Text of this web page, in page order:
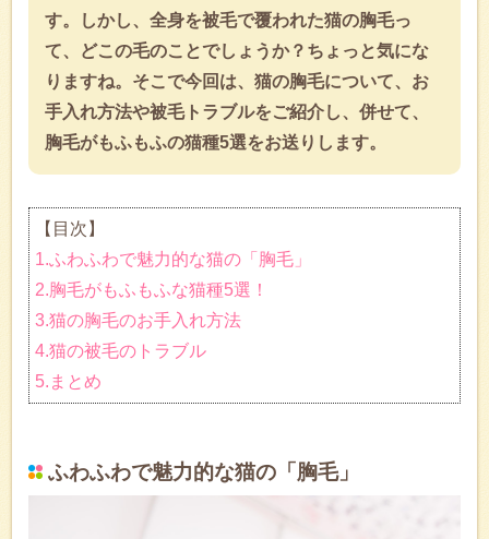
す。しかし、全身を被毛で覆われた猫の胸毛っ
て、どこの毛のことでしょうか？ちょっと気にな
りますね。そこで今回は、猫の胸毛について、お
手入れ方法や被毛トラブルをご紹介し、併せて、
胸毛がもふもふの猫種5選をお送りします。
【目次】
1.ふわふわで魅力的な猫の「胸毛」
2.胸毛がもふもふな猫種5選！
3.猫の胸毛のお手入れ方法
4.猫の被毛のトラブル
5.まとめ
ふわふわで魅力的な猫の「胸毛」